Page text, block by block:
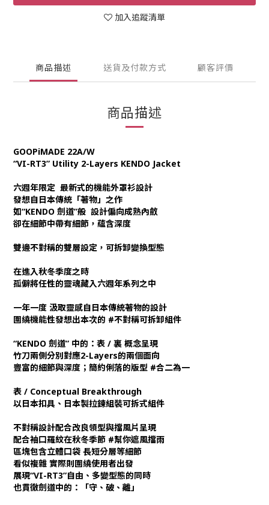
加入追蹤清單
商品描述 送貨及付款方式 顧客評價
商品描述
GOOPiMADE 22A/W
“VI-RT3” Utility 2-Layers KENDO Jacket
六週年限定 最新式的機能外罩衫設計
發想自日本傳統「著物」之作
如“KENDO 劍道”般 設計偏向成熟內斂
卻在細節中帶有細節，蘊含深度
雙邊不對稱的雙層設定，可拆卸變換型態
在進入秋冬季度之時
孤僻將任性的靈魂藏入六週年系列之中
一年一度 汲取靈感自日本傳統著物的設計
圍繞機能性發想出本次的 #不對稱可拆卸組件
“KENDO 劍道” 中的：表 / 裏 概念呈現
竹刀兩側分別對應2-Layers的兩個面向
豐富的細節與深度；簡約俐落的版型 #合二為一
表 / Conceptual Breakthrough
以日本扣具、日本製拉鍊組裝可拆式組件
不對稱設計配合改良領型與擋風片呈現
配合袖口羅紋在秋冬季節 #幫你遮風擋雨
區塊包含立體口袋 長短分層等細節
看似複雜 實際則圍繞使用者出發
展現“VI-RT3”自由、多變型態的同時
也貫徹劍道中的：「守、破、離」